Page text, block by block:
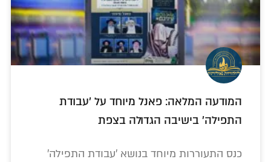
המודעה המלאה: פאנל מיוחד על 'עבודת
התפילה' בישיבה הגדולה בצפת
כנס התעוררות מיוחד בנושא 'עבודת התפילה'